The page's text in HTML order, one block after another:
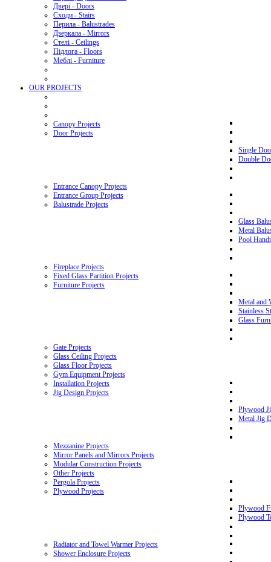
Двері - Doors
Сходи - Stairs
Перила - Balustrades
Дзеркала - Mirrors
Стелі - Ceilings
Підлога - Floors
Меблі - Furniture
OUR PROJECTS
Canopy Projects
Door Projects
Single
Double
Entrance Canopy Projects
Entrance Group Projects
Balustrade Projects
Glass
Metal
Pool
Fireplace Projects
Fixed Glass Partition Projects
Furniture Projects
Metal and
Stainless
Glass
Gate Projects
Glass Ceiling Projects
Glass Floor Projects
Gym Equipment Projects
Installation Projects
Jig Design Projects
Plywood
Metal Jig
Mezzanine Projects
Mirror Panels and Mirrors Projects
Modular Construction Projects
Other Projects
Pergola Projects
Plywood Projects
Plywood
Plywood
Radiator and Towel Warmer Projects
Shower Enclosure Projects